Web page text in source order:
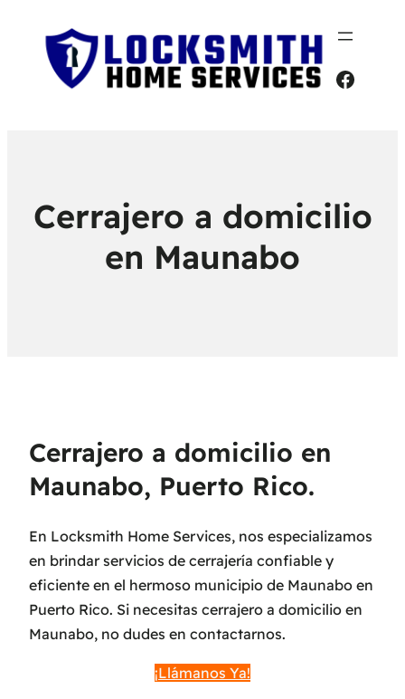
Cerrajero a domicilio
en Maunabo
Cerrajero a domicilio en
Maunabo, Puerto Rico.
En Locksmith Home Services, nos especializamos
en brindar servicios de cerrajería confiable y
eficiente en el hermoso municipio de Maunabo en
Puerto Rico. Si necesitas cerrajero a domicilio en
Maunabo, no dudes en contactarnos.
¡Llámanos Ya!